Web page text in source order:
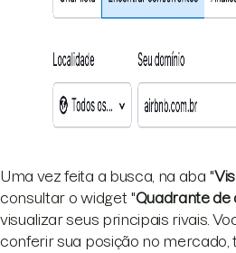
Uma vez feita a busca, na aba "
consultar o widget "Quadrante
visualizar seus principais rivais.
conferir sua posição no mercado,